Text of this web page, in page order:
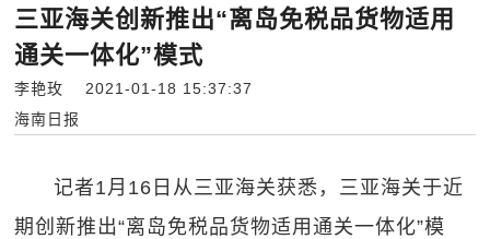
三亚海关创新推出“离岛免税品货物适用
通关一体化”模式
李艳玫 2021-01-18 15:37:37
海南日报
记者1月16日从三亚海关获悉，三亚海关于近
期创新推出“离岛免税品货物适用通关一体化”模